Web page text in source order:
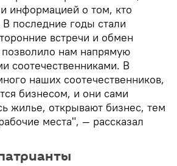
информацией о том, кто
последние годы стали
встречи и обмен
нам напрямую
соотечественниками. В
наших соотечественников,
бизнесом, и они сами
жилье, открывают бизнес, тем
места", — рассказал